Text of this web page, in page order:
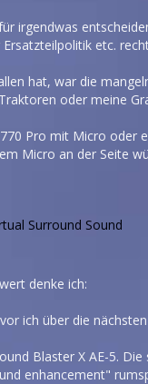
irgendwas
etc.
hat, war die
oder meine
Pro mit Micro oder
Micro an der Seite
Surround Sound
denke ich:
ich über die
Blaster X AE-5.
enhancement"